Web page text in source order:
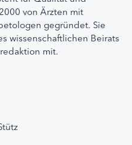
von Ärzten mit
gegründet. Sie
wissenschaftlichen Beirats
mit.